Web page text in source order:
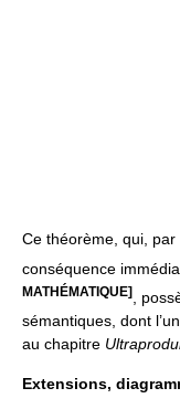
Ce théorème, qui, par
conséquence
MATHÉMATIQUE]
,
sémantiques, dont
au chapitre
Extensions,